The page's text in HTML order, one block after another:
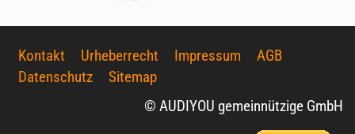
Kontakt Urheberrecht Impressum
AGB
Datenschutz
Sitemap
© AUDIYOU gemeinnützige GmbH